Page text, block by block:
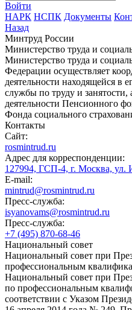
Войти
НАРК НСПК Документы
Назад
Минтруд России
Министерство труда и
Министерство труда и
Федерации осуществляет
деятельности находящейся в
службы по труду и
деятельности Пенсионного
Фонда социального
Контакты
Сайт:
rosmintrud.ru
Адрес для корреспонденции:
127994, ГСП-4, г. Москва, ул.
E-mail:
mintrud@rosmintrud.ru
Пресс-служба:
isyanovams@rosmintrud.ru
Пресс-служба:
+7 (495) 870-68-46
Национальный совет
Национальный совет при
профессиональным
Национальный совет при
по профессиональным
соответствии с Указом